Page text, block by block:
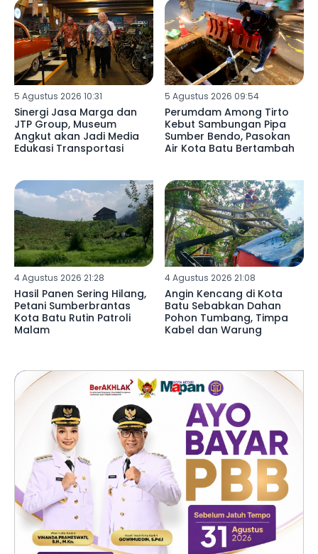
5 Agustus 2026 10:31
Sinergi Jasa Marga dan
JTP Group, Museum
Angkut akan Jadi Media
Edukasi Transportasi
5 Agustus 2026 09:54
Perumdam Among Tirto
Kebut Sambungan Pipa
Sumber Bendo, Pasokan
Air Kota Batu Bertambah
4 Agustus 2026 21:28
Hasil Panen Sering Hilang,
Petani Sumberbrantas
Kota Batu Rutin Patroli
Malam
4 Agustus 2026 21:08
Angin Kencang di Kota
Batu Sebabkan Dahan
Pohon Tumbang, Timpa
Kabel dan Warung